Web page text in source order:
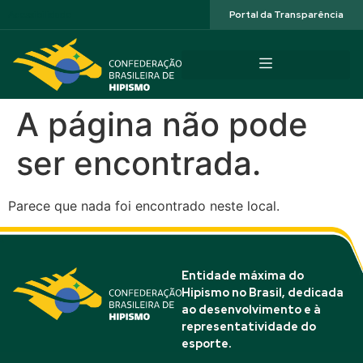
Portal da Transparência
A página não pode
ser encontrada.
Parece que nada foi encontrado neste local.
Entidade máxima do
Hipismo no Brasil, dedicada
ao desenvolvimento e à
representatividade do
esporte.